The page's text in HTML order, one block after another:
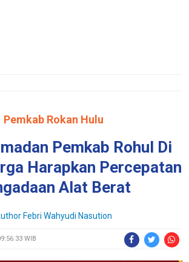
Pemkab Rokan Hulu
Pemkab Rohul Di
Harapkan Percepatan
Alat Berat
Febri Wahyudi Nasution
WIB